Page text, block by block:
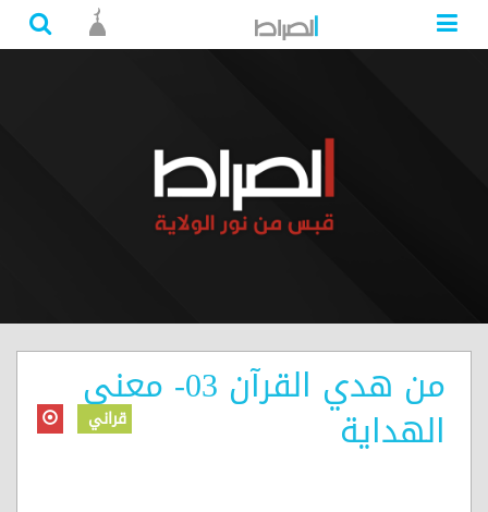
من هدي القرآن 03- معنى
الهداية قراني